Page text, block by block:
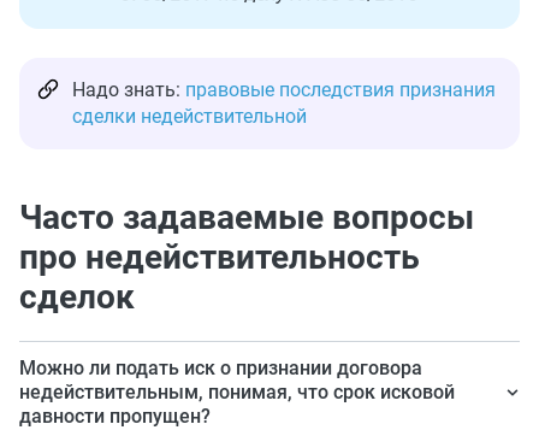
Надо знать: правовые последствия признания
сделки недействительной
Часто задаваемые вопросы
про недействительность
сделок
Можно ли подать иск о признании договора
недействительным, понимая, что срок исковой
давности пропущен?